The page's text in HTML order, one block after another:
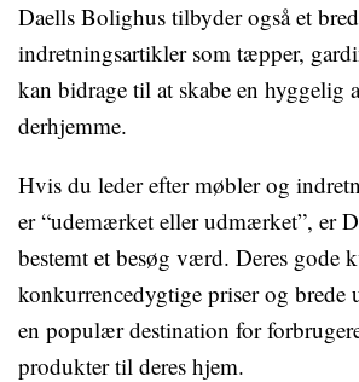
Daells Bolighus tilbyder også et
indretningsartikler som tæpper,
kan bidrage til at skabe en hyggelig
derhjemme.
Hvis du leder efter møbler og
er “udemærket eller udmærket”, er
bestemt et besøg værd. Deres gode
konkurrencedygtige priser og
en populær destination for
produkter til deres hjem.